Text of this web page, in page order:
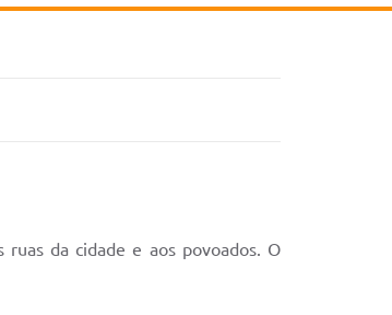
da cidade e aos povoados. O